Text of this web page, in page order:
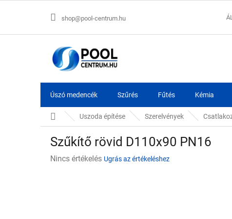
shop@pool-centrum.hu
Úszó medencék Szűrés Fűtés Kémia
KezdőlapUszoda építése Szerelvények
Szűkítő rövid D110x90 PN16
ANincs értékelés Ugrás az értékeléshez